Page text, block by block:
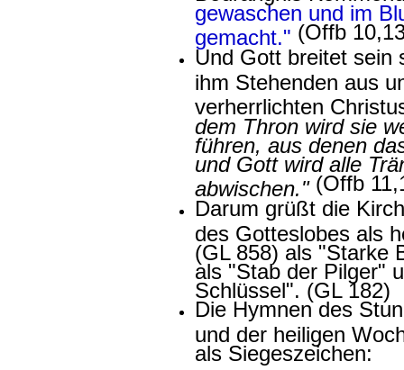
gewaschen und im
gemacht." (Offb
Und Gott breitet sein
ihm Stehenden aus
verherrlichten
dem Thron wird sie
führen, aus denen
und Gott wird alle
abwischen." (Offb
Darum grüßt die
des Gotteslobes als
(GL 858) als "Starke
als "Stab der Pilger"
Schlüssel". (GL 182)
Die Hymnen des
und der heiligen
als Siegeszeichen: